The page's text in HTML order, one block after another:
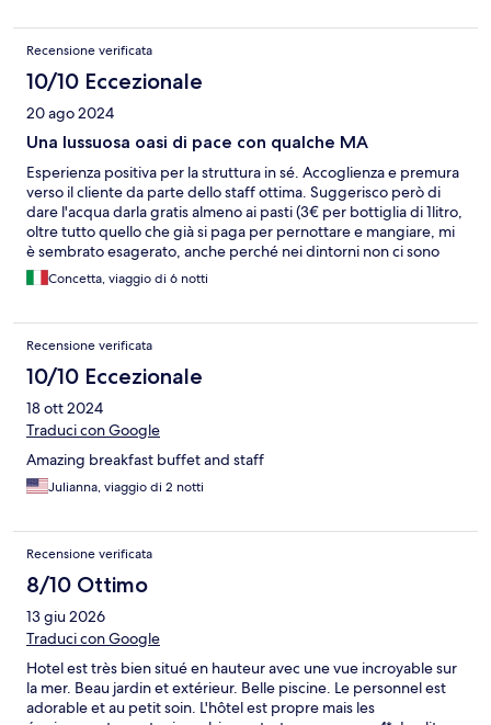
Recensione verificata
10/10 Eccezionale
20 ago 2024
Una lussuosa oasi di pace con qualche MA
Esperienza positiva per la struttura in sé. Accoglienza e premura
verso il cliente da parte dello staff ottima. Suggerisco però di
dare l'acqua darla gratis almeno ai pasti (3€ per bottiglia di 1litro,
oltre tutto quello che già si paga per pernottare e mangiare, mi
è sembrato esagerato, anche perché nei dintorni non ci sono
negozi per acquistarla e soprattutto è vietato portare acqua
dall'esterno: questa cosa la trovo un po' di cattivo gusto e cozza
attenti alle intolleranze e allergie degli ospiti, soprattutto se il
menù è fisso: se uno è allergico e chiede una piccola variazione,
la cucina deve essere un minimo flessibile (anche perché
diversamente si va nel legale) Ad ogni modo, è un'oasi di pace
Concetta, viaggio di 6 notti
Recensione verificata
10/10 Eccezionale
18 ott 2024
Traduci con Google
Amazing breakfast buffet and staff
Julianna, viaggio di 2 notti
Recensione verificata
8/10 Ottimo
13 giu 2026
Traduci con Google
Hotel est très bien situé en hauteur avec une vue incroyable sur
la mer. Beau jardin et extérieur. Belle piscine. Le personnel est
adorable et au petit soin. L'hôtel est propre mais les